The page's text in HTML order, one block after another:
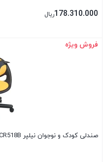
178.310.000ریال
بستن
فروش ویژه
صندلی کودک و نوجوان نیلپر KCR518B